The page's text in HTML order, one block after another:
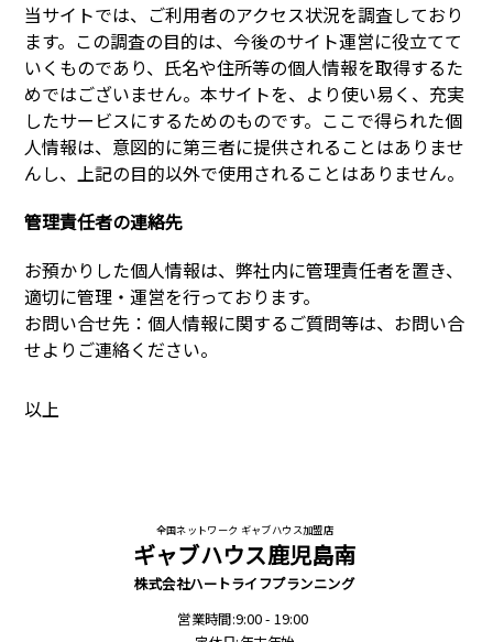
当サイトでは、ご利用者のアクセス状況を調査しており
ます。この調査の目的は、今後のサイト運営に役立てて
いくものであり、氏名や住所等の個人情報を取得するた
めではございません。本サイトを、より使い易く、充実
したサービスにするためのものです。ここで得られた個
人情報は、意図的に第三者に提供されることはありませ
んし、上記の目的以外で使用されることはありません。
管理責任者の連絡先
お預かりした個人情報は、弊社内に管理責任者を置き、
適切に管理・運営を行っております。
お問い合せ先：個人情報に関するご質問等は、お問い合
せよりご連絡ください。
以上
全国ネットワーク ギャブハウス加盟店
ギャブハウス鹿児島南
株式会社ハートライフプランニング
営業時間:9:00 - 19:00